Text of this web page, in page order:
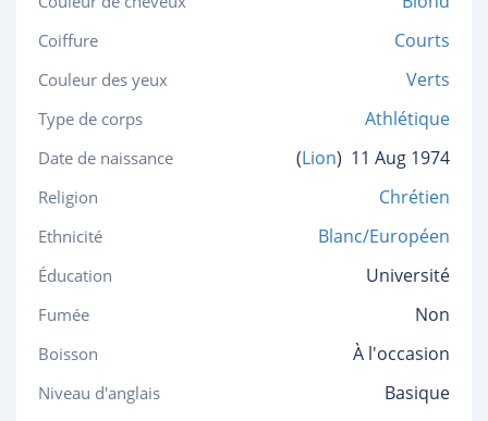
Coiffure Courts
Couleur des yeux Verts
Type de corps Athlétique
Date de naissance (Lion) 11 Aug 1974
Religion Chrétien
Ethnicité Blanc/Européen
Éducation Université
Fumée Non
Boisson À l'occasion
Niveau d'anglais Basique